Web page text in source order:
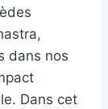
dans nos
Dans cet